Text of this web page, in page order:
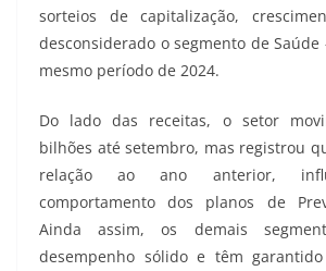
sorteios de capitalização,
desconsiderado o segmento de
mesmo período de 2024.
Do lado das receitas, o setor
bilhões até setembro, mas registrou
relação ao ano anterior,
comportamento dos planos de
Ainda assim, os demais
desempenho sólido e têm